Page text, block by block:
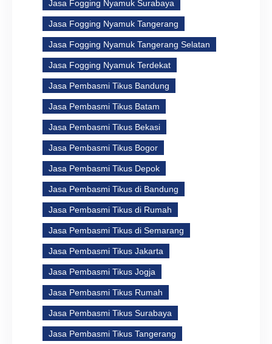
Jasa Fogging Nyamuk Surabaya
Jasa Fogging Nyamuk Tangerang
Jasa Fogging Nyamuk Tangerang Selatan
Jasa Fogging Nyamuk Terdekat
Jasa Pembasmi Tikus Bandung
Jasa Pembasmi Tikus Batam
Jasa Pembasmi Tikus Bekasi
Jasa Pembasmi Tikus Bogor
Jasa Pembasmi Tikus Depok
Jasa Pembasmi Tikus di Bandung
Jasa Pembasmi Tikus di Rumah
Jasa Pembasmi Tikus di Semarang
Jasa Pembasmi Tikus Jakarta
Jasa Pembasmi Tikus Jogja
Jasa Pembasmi Tikus Rumah
Jasa Pembasmi Tikus Surabaya
Jasa Pembasmi Tikus Tangerang